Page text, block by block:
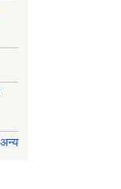
अन्य